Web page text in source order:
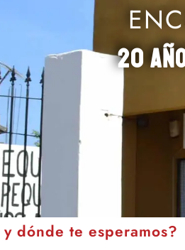
20
dónde te esperamos?